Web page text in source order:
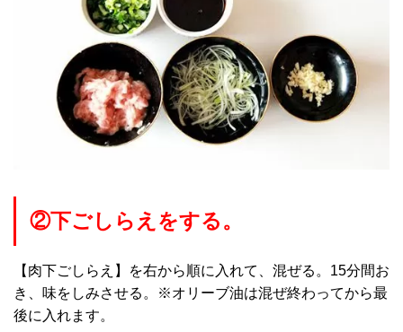
②下ごしらえをする。
【肉下ごしらえ】を右から順に入れて、混ぜる。15分間お
き、味をしみさせる。※オリーブ油は混ぜ終わってから最
後に入れます。